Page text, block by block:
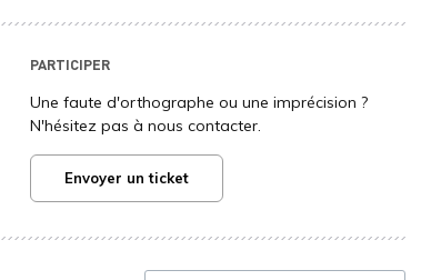
PARTICIPER
Une faute d'orthographe ou une imprécision ?
N'hésitez pas à nous contacter.
Envoyer un ticket